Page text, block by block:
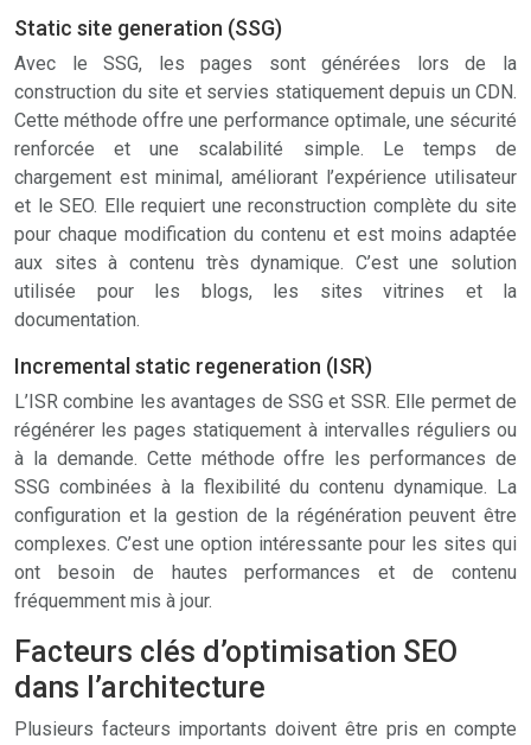
Static site generation (SSG)
Avec le SSG, les pages sont générées lors de la
construction du site et servies statiquement depuis un CDN.
Cette méthode offre une performance optimale, une sécurité
renforcée et une scalabilité simple. Le temps de
chargement est minimal, améliorant l’expérience utilisateur
et le SEO. Elle requiert une reconstruction complète du site
pour chaque modification du contenu et est moins adaptée
aux sites à contenu très dynamique. C’est une solution
utilisée pour les blogs, les sites vitrines et la
documentation.
Incremental static regeneration (ISR)
L’ISR combine les avantages de SSG et SSR. Elle permet de
régénérer les pages statiquement à intervalles réguliers ou
à la demande. Cette méthode offre les performances de
SSG combinées à la flexibilité du contenu dynamique. La
configuration et la gestion de la régénération peuvent être
complexes. C’est une option intéressante pour les sites qui
ont besoin de hautes performances et de contenu
fréquemment mis à jour.
Facteurs clés d’optimisation SEO
dans l’architecture
Plusieurs facteurs importants doivent être pris en compte